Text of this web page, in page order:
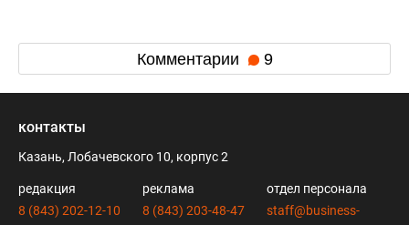
Комментарии 9
контакты
Казань, Лобачевского 10, корпус 2
редакция
8 (843) 202-12-10
реклама
8 (843) 203-48-47
отдел персонала
staff@business-